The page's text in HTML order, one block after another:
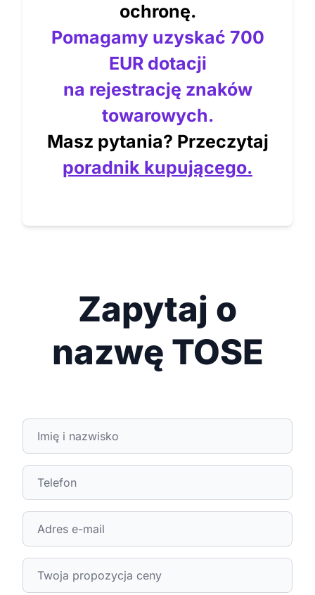
ochronę.
Pomagamy uzyskać 700
EUR dotacji
na rejestrację znaków
towarowych.
Masz pytania? Przeczytaj
poradnik kupującego.
Zapytaj o
nazwę TOSE